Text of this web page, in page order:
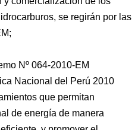
se regirán por las
Nº 064-2010-EM
Nacional del Perú 2010
que permitan
de energía de manera